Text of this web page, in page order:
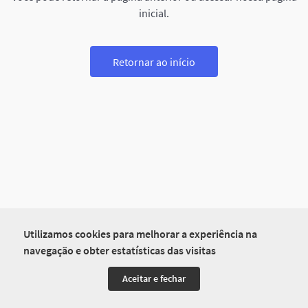
Utilizamos cookies para melhorar a experiência na
navegação e obter estatísticas das visitas
Aceitar e fechar
inicial.
Retornar ao início